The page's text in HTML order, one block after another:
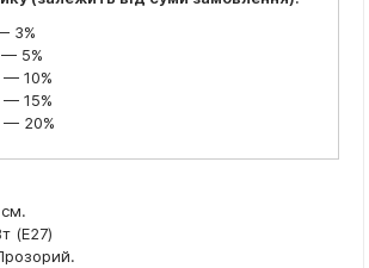
3%
— 5%
— 10%
— 15%
— 20%
(E27)